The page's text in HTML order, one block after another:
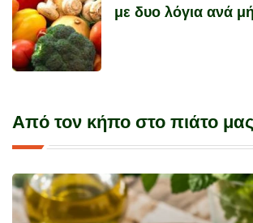
με δυο λόγια ανά
Από τον κήπο στο πιάτο μας